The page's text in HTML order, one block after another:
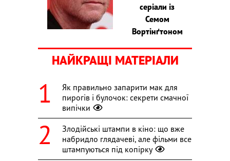
серіали із
Семом
Вортінґтоном
НАЙКРАЩІ МАТЕРІАЛИ
Як правильно запарити мак для
пирогів і булочок: секрети смачної
випічки
Злодійські штампи в кіно: що вже
набридло глядачеві, але фільми все
штампуються під копірку